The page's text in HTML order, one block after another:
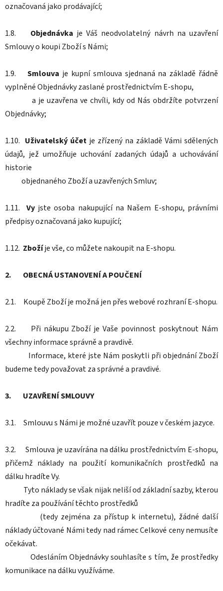
označovaná jako prodávající;
1.8. Objednávka je Váš neodvolatelný návrh na uzavření
Smlouvy o koupi Zboží s Námi;
1.9.Smlouva je kupní smlouva sjednaná na základě řádně
vyplněné Objednávky zaslané prostřednictvím E-shopu,
a je uzavřena ve chvíli, kdy od Nás obdržíte potvrzení
Objednávky;
1.10. Uživatelský účet je zřízený na základě Vámi sdělených
údajů, jež umožňuje uchování zadaných údajů a uchovávání
historie
objednaného Zboží a uzavřených Smluv;
1.11. Vyjste osoba nakupující na Našem E-shopu, právními
předpisy označovaná jako kupující;
1.12. Zbožíje vše, co můžete nakoupit na E-shopu.
2. OBECNÁ USTANOVENÍ A POUČENÍ
2.1. Koupě Zboží je možná jen přes webové rozhraní E-shopu.
2.2. Při nákupu Zboží je Vaše povinnost poskytnout Nám
všechny informace správně a pravdivě.
Informace, které jste Nám poskytli při objednání Zboží
budeme tedy považovat za správné a pravdivé.
3. UZAVŘENÍ SMLOUVY
3.1. Smlouvu s Námi je možné uzavřít pouze v českém jazyce.
3.2. Smlouva je uzavírána na dálku prostřednictvím E-shopu,
přičemž náklady na použití komunikačních prostředků na
dálku hradíte Vy.
Tyto náklady se však nijak neliší od základní sazby, kterou
hradíte za používání těchto prostředků
(tedy zejména za přístup k internetu), žádné další
náklady účtované Námi tedy nad rámec Celkové ceny nemusíte
očekávat.
Odesláním Objednávky souhlasíte s tím, že prostředky
komunikace na dálku využíváme.